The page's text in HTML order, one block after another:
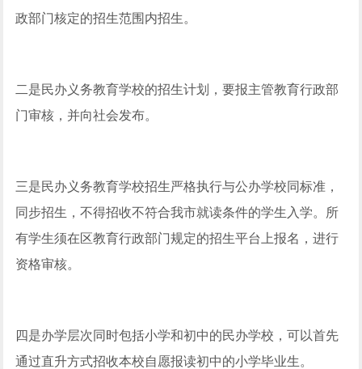
政部门核定的招生范围内招生。
二是民办义务教育学校的招生计划，要报主管教育行政部
门审核，并向社会发布。
三是民办义务教育学校招生严格执行与公办学校同标准，
同步招生，不得招收不符合我市就读条件的学生入学。所
有学生须在区教育行政部门规定的招生平台上报名，进行
资格审核。
四是办学层次同时包括小学和初中的民办学校，可以首先
通过直升方式招收本校自愿报读初中的小学毕业生。